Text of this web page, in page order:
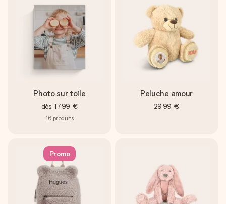
Photo sur toile
dès 17,99 €
16 produits
Peluche amour
29,99 €
Promo